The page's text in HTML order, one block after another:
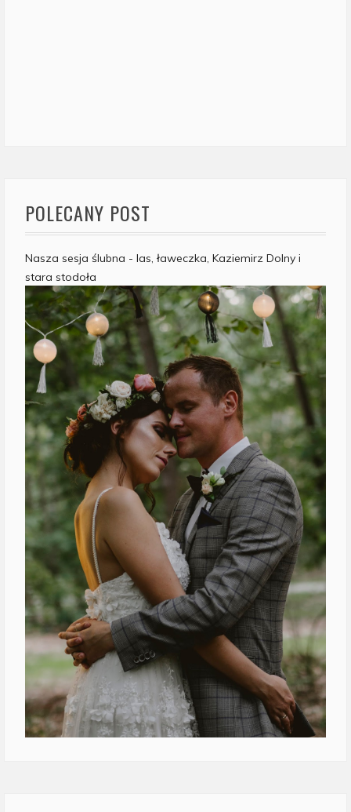
POLECANY POST
Nasza sesja ślubna - las, ławeczka, Kaziemirz Dolny i
stara stodoła